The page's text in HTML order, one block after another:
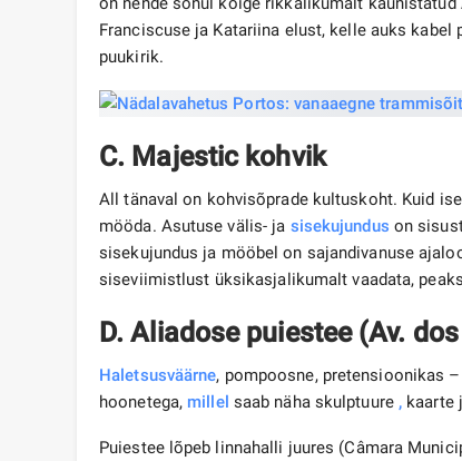
Franciscuse ja Katariina elust, kelle auks
puukirik.
C. Majestic kohvik
All tänaval on kohvisõprade kultuskoht. Kuid
mööda. Asutuse välis- ja sisekujundus on
sisekujundus ja mööbel on sajandivanuse
siseviimistlust üksikasjalikumalt vaadata,
D. Aliadose puiestee (Av.
Haletsusväärne, pompoosne, pretensioonikas
hoonetega, millel saab näha skulptuure , kaarte
Puiestee lõpeb linnahalli juures (Câmara